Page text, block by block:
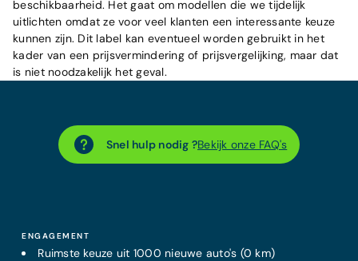
beschikbaarheid. Het gaat om modellen die we tijdelijk
uitlichten omdat ze voor veel klanten een interessante keuze
kunnen zijn. Dit label kan eventueel worden gebruikt in het
kader van een prijsvermindering of prijsvergelijking, maar dat
is niet noodzakelijk het geval.
Snel hulp nodig ?Bekijk onze FAQ's
ENGAGEMENT
Ruimste keuze uit 1000 nieuwe auto's (0 km)